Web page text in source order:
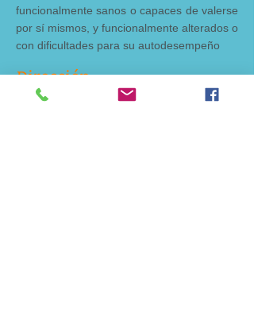
funcionalmente sanos o capaces de valerse
por sí mismos, y funcionalmente alterados o
con dificultades para su autodesempeño
Dirección
Calle Santo Domingo Nº 21-23